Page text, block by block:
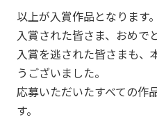
以上が入賞作品となります。
入賞された皆さま、おめで
入賞を逃された皆さまも、
うございました。
応募いただいたすべての作
す。